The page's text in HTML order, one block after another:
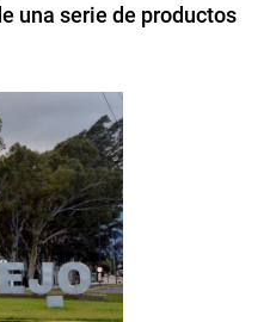
una serie de productos